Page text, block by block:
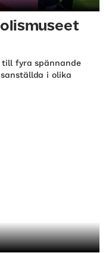
till fyra spännande
i olika